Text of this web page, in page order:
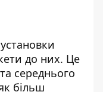
до них. Це
середнього
більш